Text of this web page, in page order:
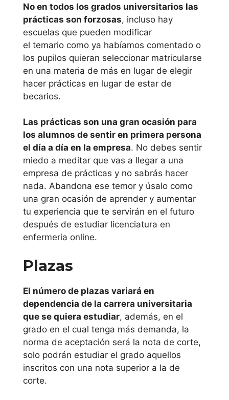
Murcia
Univeridad
es dónde
estudiar
licenciatur
enfermeria
online
Te adjuntamos
ahora un listado de
escuelas
universitarias donde
puedes estudiar
licenciatura en
enfermeria a
tengas que hacer de
bien no siempre y
en todo momento
todos los estudios
universitarios son
posibles de realizar
desde casa debido
a que pueden tener
No en todos los grados universitarios las
prácticas son forzosas, incluso hay
escuelas que pueden modificar
el temario como ya habíamos comentado o
los pupilos quieran seleccionar matricularse
en una materia de más en lugar de elegir
hacer prácticas en lugar de estar de
becarios.
Las prácticas son una gran ocasión para
los alumnos de sentir en primera persona
el día a día en la empresa. No debes sentir
miedo a meditar que vas a llegar a una
empresa de prácticas y no sabrás hacer
nada. Abandona ese temor y úsalo como
una gran ocasión de aprender y aumentar
tu experiencia que te servirán en el futuro
después de estudiar licenciatura en
enfermeria online.
Plazas
El número de plazas variará en
dependencia de la carrera universitaria
que se quiera estudiar, además, en el
grado en el cual tenga más demanda, la
norma de aceptación será la nota de corte,
solo podrán estudiar el grado aquellos
inscritos con una nota superior a la de
corte.